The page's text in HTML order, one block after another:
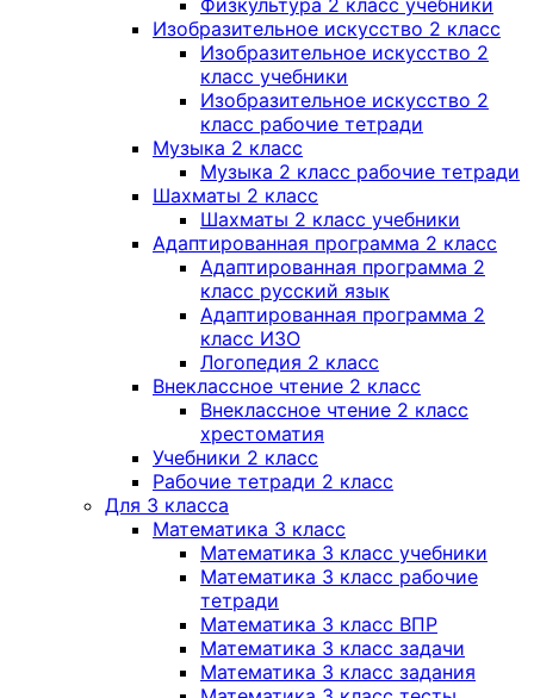
Физкультура 2 класс учебники
Изобразительное искусство 2 класс
Изобразительное искусство 2
класс учебники
Изобразительное искусство 2
класс рабочие тетради
Музыка 2 класс
Музыка 2 класс рабочие тетради
Шахматы 2 класс
Шахматы 2 класс учебники
Адаптированная программа 2 класс
Адаптированная программа 2
класс русский язык
Адаптированная программа 2
класс ИЗО
Логопедия 2 класс
Внеклассное чтение 2 класс
Внеклассное чтение 2 класс
хрестоматия
Учебники 2 класс
Рабочие тетради 2 класс
Для 3 класса
Математика 3 класс
Математика 3 класс учебники
Математика 3 класс рабочие
тетради
Математика 3 класс ВПР
Математика 3 класс задачи
Математика 3 класс задания